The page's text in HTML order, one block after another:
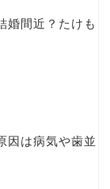
婚間近？たけも
因は病気や歯並